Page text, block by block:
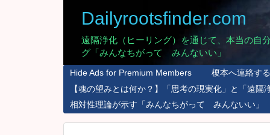
Dailyrootsfinder.com
遠隔浄化（ヒーリング）を通じて、本当の
グ「みんなちがって みんないい」
Hide Ads for Premium Members
榎本へ連絡す
【魂の望みとは何か？】「思考の現実化」と「遠隔
相対性理論が示す「みんなちがって みんないい」